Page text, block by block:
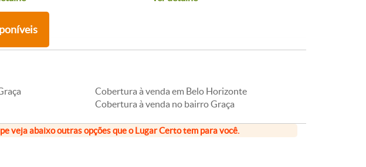
Cobertura à venda em Belo Horizonte
Cobertura à venda no bairro Graça
veja abaixo outras opções que o Lugar Certo tem para você.